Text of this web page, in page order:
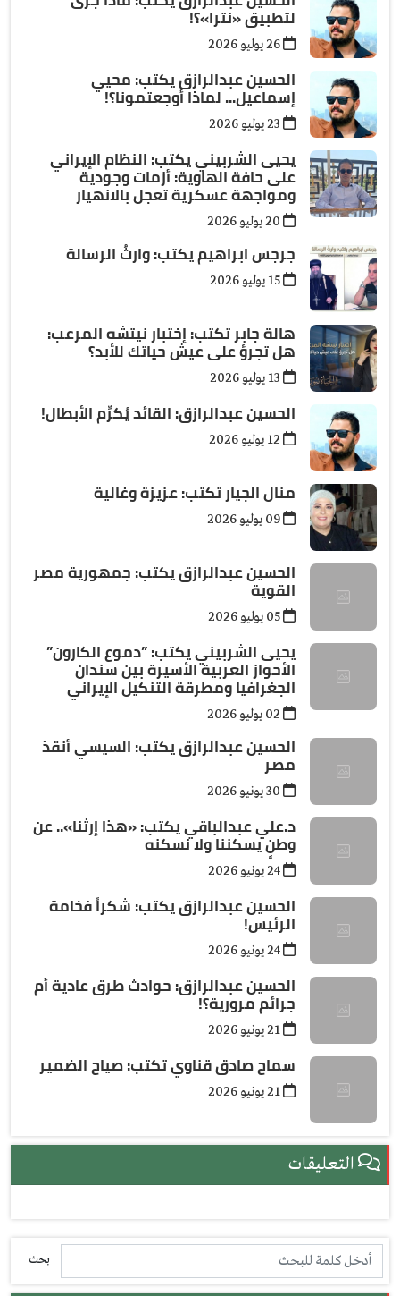
لتطبيق «نترا»؟!
الحسين عبدالرازق يكتب: محيي
إسماعيل... لماذا أوجعتمونا؟!
يحيى الشربيني يكتب: النظام الإيراني
على حافة الهاوية: أزمات وجودية
ومواجهة عسكرية تعجل بالانهيار
جرجس ابراهيم يكتب: وارثُ الرسالة
هالة جابر تكتب: إختبار نيتشه المرعب:
هل تجرؤ على عيش حياتك للأبد؟
الحسين عبدالرازق: القائد يُكرِّم الأبطال!
منال الجيار تكتب: عزيزة وغالية
الحسين عبدالرازق يكتب: جمهورية مصر
القوية
يحيى الشربيني يكتب: ”دموع الكارون”
الأحواز العربية الأسيرة بين سندان
الجغرافيا ومطرقة التنكيل الإيراني
الحسين عبدالرازق يكتب: السيسي أنقذ
مصر
د.علي عبدالباقي يكتب: ​«هذا إرثنا».. عن
وطنٍ يسكننا ولا نسكنه
الحسين عبدالرازق يكتب: شكراً فخامة
الرئيس!
الحسين عبدالرازق: حوادث طرق عادية أم
جرائم مرورية؟!
سماح صادق قناوي تكتب: صياح الضمير
التعليقات
بحث